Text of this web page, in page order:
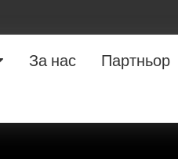
За нас Партньор